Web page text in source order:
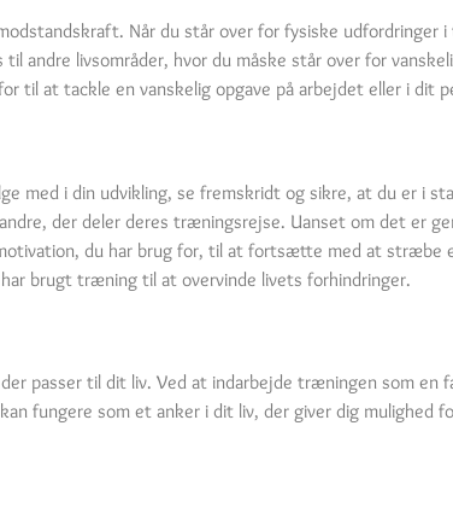
Når du står over for fysiske
andre livsområder, hvor du måske står over for
til at tackle en vanskelig opgave på arbejdet eller i dit
med i din udvikling, se fremskridt og sikre, at du er i
der deler deres træningsrejse. Uanset om det er
du har brug for, til at fortsætte med at stræbe
brugt træning til at overvinde livets forhindringer.
passer til dit liv. Ved at indarbejde træningen som en
fungere som et anker i dit liv, der giver dig mulighed